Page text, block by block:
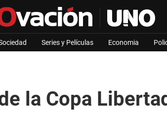
Series y Películas Economia
la Copa